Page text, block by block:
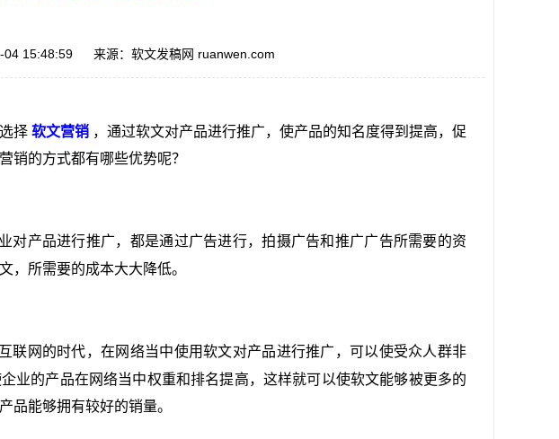
04 15:48:59 来源：软文发稿网 ruanwen.com
择 软文营销 ，通过软文对产品进行推广，使产品的知名度得到提高，促
销的方式都有哪些优势呢？
对产品进行推广，都是通过广告进行，拍摄广告和推广广告所需要的资
，所需要的成本大大降低。
联网的时代，在网络当中使用软文对产品进行推广，可以使受众人群非
业的产品在网络当中权重和排名提高，这样就可以使软文能够被更多的
品能够拥有较好的销量。